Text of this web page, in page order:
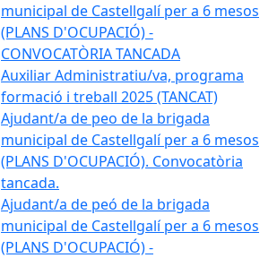
municipal de Castellgalí per a 6 mesos
(PLANS D'OCUPACIÓ) -
CONVOCATÒRIA TANCADA
Auxiliar Administratiu/va, programa
formació i treball 2025 (TANCAT)
Ajudant/a de peo de la brigada
municipal de Castellgalí per a 6 mesos
(PLANS D'OCUPACIÓ). Convocatòria
tancada.
Ajudant/a de peó de la brigada
municipal de Castellgalí per a 6 mesos
(PLANS D'OCUPACIÓ) -